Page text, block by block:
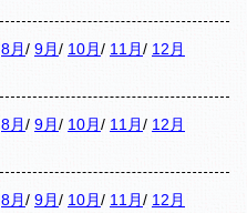
8月 / 9月 / 10月 / 11月 / 12月
8月 / 9月 / 10月 / 11月 / 12月
8月 / 9月 / 10月 / 11月 / 12月